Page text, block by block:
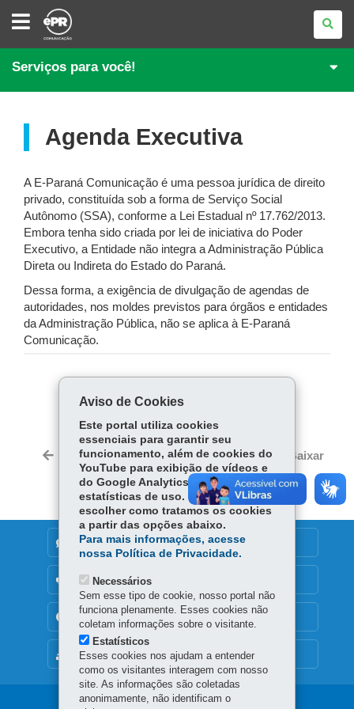
E-
PARANÁ
COMUNICAÇÃO
Serviços para você!
Agenda Executiva
A E-Paraná Comunicação é uma pessoa jurídica de direito
privado, constituída sob a forma de Serviço Social
Autônomo (SSA), conforme a Lei Estadual nº 17.762/2013.
Embora tenha sido criada por lei de iniciativa do Poder
Executivo, a Entidade não integra a Administração Pública
Direta ou Indireta do Estado do Paraná.
Dessa forma, a exigência de divulgação de agendas de
autoridades, nos moldes previstos para órgãos e entidades
da Administração Pública, não se aplica à E-Paraná
Comunicação.
ce
bo
ok
Tw
itt
er
ts
Ap
p
Voltar Início Imprimir Baixar
MAPA DO SITE
DENUNCIE CORRUPÇÃO
OUVIDORIA
TRANSPARÊNCIA INSTITUCIONAL
Aviso de Cookies
Este portal utiliza cookies
essenciais para garantir seu
funcionamento, além de cookies do
YouTube para exibição de vídeos e
do Google Analytics para coleta de
estatísticas de uso. Você pode
escolher como tratamos os cookies
a partir das opções abaixo.
Para mais informações, acesse
nossa Política de Privacidade.
Necessários
Sem esse tipo de cookie, nosso portal não
funciona plenamente. Esses cookies não
coletam informações sobre o visitante.
Estatísticos
Esses cookies nos ajudam a entender
como os visitantes interagem com nosso
site. As informações são coletadas
anonimamente, não identificam o